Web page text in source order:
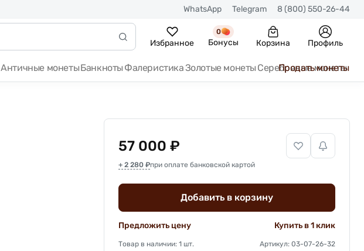
WhatsApp Telegram 8 (800) 550-26-44
Избранное
0
Бонусы Корзина Профиль
Античные монетыБанкноты ФалеристикаЗолотые монеты Серебряные монеты
Продать монеты
57 000 ₽
+ 2 280 ₽при оплате банковской картой
Добавить в корзину
Предложить цену Купить в 1 клик
Товар в наличии: 1 шт. Артикул: 03-07-26-32